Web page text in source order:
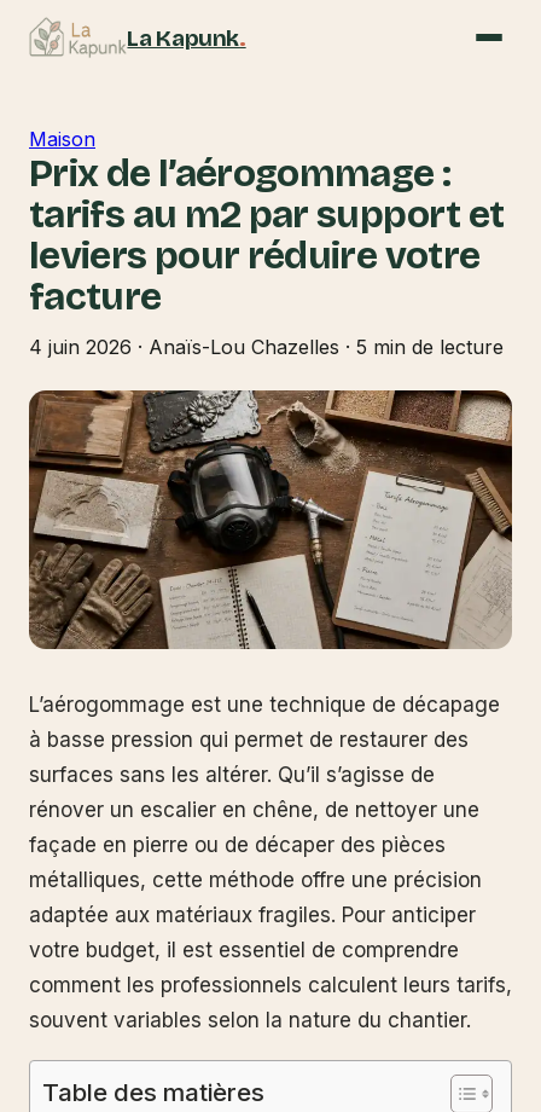
La Kapunk.
Maison
Prix de l’aérogommage :
tarifs au m2 par support et
leviers pour réduire votre
facture
4 juin 2026 · Anaïs-Lou Chazelles · 5 min de lecture
L’aérogommage est une technique de décapage
à basse pression qui permet de restaurer des
surfaces sans les altérer. Qu’il s’agisse de
rénover un escalier en chêne, de nettoyer une
façade en pierre ou de décaper des pièces
métalliques, cette méthode offre une précision
adaptée aux matériaux fragiles. Pour anticiper
votre budget, il est essentiel de comprendre
comment les professionnels calculent leurs tarifs,
souvent variables selon la nature du chantier.
Table des matières